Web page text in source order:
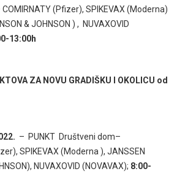
(Pfizer), SPIKEVAX (Moderna)
& JOHNSON ) , NUVAXOVID
13:00h
ZA NOVU GRADIŠKU I OKOLICU od
– PUNKT Društveni dom–
SPIKEVAX (Moderna ), JANSSEN
NUVAXOVID (NOVAVAX); 8:00-